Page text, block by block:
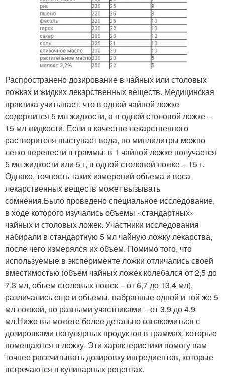
Распространено дозирование в чайных или столовых
ложках и жидких лекарственных веществ. Медицинская
практика учитывает, что в одной чайной ложке
содержится 5 мл жидкости, а в одной столовой ложке –
15 мл жидкости. Если в качестве лекарственного
растворителя выступает вода, но миллилитры можно
легко перевести в граммы: в 1 чайной ложке получается
5 мл жидкости или 5 г, в одной столовой ложке – 15 г.
Однако, точность таких измерений объема и веса
лекарственных веществ может вызывать
сомнения.Было проведено специальное исследование,
в ходе которого изучались объемы «стандартных»
чайных и столовых ложек. Участники исследования
набирали в стандартную 5 мл чайную ложку лекарства,
после чего измерялся их объем. Помимо того, что
используемые в эксперименте ложки отличались своей
вместимостью (объем чайных ложек колебался от 2,5 до
7,3 мл, объем столовых ложек – от 6,7 до 13,4 мл),
различались еще и объемы, набранные одной и той же 5
мл ложкой, но разными участниками – от 3,9 до 4,9
мл.Ниже вы можете более детально ознакомиться с
дозировками популярных продуктов в граммах, которые
помещаются в ложку. Эти характеристики помогу вам
точнее рассчитывать дозировку ингредиентов, которые
встречаются в кулинарных рецептах.